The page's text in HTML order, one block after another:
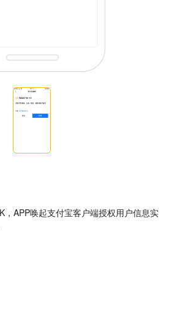
，APP唤起支付宝客户端授权用户信息实